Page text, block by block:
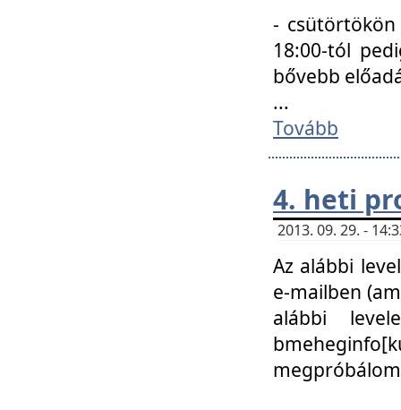
- csütörtökön
18:00-tól
bővebb
...
Tovább
4. heti
2013. 09. 29. -
Az alábbi
e-mailben
alábbi